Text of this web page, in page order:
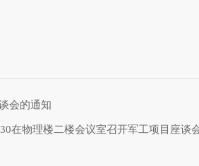
会的通知
在物理楼二楼会议室召开军工项目座谈